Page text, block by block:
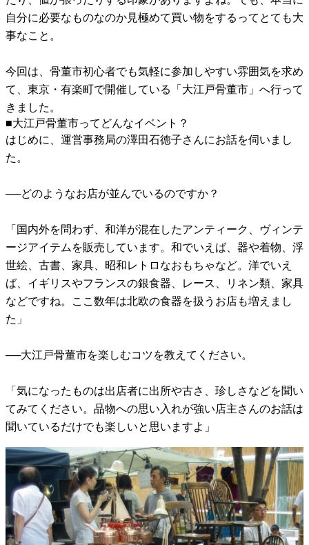
自分に必要なものなのか見極めて買い物をするってとても大
事なこと。
今回は、骨董市初心者でも気軽に参加しやすい雰囲気を求め
て、東京・有楽町で開催している「大江戸骨董市」へ行って
きました。
■大江戸骨董市ってどんなイベント？
はじめに、運営事務局の澤田石徳子さんにお話を伺いまし
た。
──どのようなお店が並んでいるのですか？
「国内外を問わず、和洋が混在したアンティーク、ヴィンテ
ージアイテムを販売しています。和でいえば、器や着物、浮
世絵、古書、家具、昭和レトロなおもちゃなど。洋でいえ
ば、イギリスやフランスの銀食器、レース、リネン類、家具
などですね。ここ数年は北欧の食器を扱うお店も増えまし
た」
──大江戸骨董市を楽しむコツを教えてください。
「気になったものは出店者に出所や古さ、珍しさなどを聞い
てみてください。品物への思い入れが強い店主さんのお話は
聞いているだけでも楽しいと思いますよ」